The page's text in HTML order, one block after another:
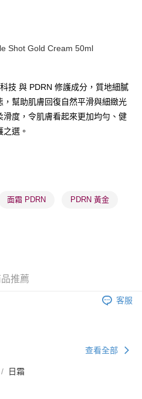
作天送達
以上免運費
以上免運費
將隨機分配至SF順豐速運或京東
以上免運費
以上免運費
認發貨後2-5個工作天到店，3天內
工作天送達 運費表
Shot Gold Cream 50ml
技 與 PDRN 修護成分，質地細膩
幫助肌膚回復自然平滑與細緻光
度，令肌膚看起來更加均勻、健
選。
面霜 PDRN PDRN 黃金
推薦
客服
查看全部
日霜